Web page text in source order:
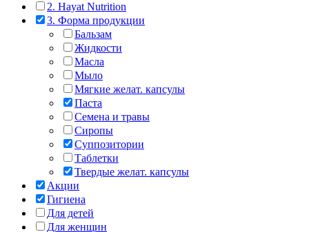
2. Hayat Nutrition
3. Форма продукции
Бальзам
Жидкости
Масла
Мыло
Мягкие желат. капсулы
Паста
Семена и травы
Сиропы
Суппозитории
Таблетки
Твердые желат. капсулы
Акции
Гигиена
Для детей
Для женщин